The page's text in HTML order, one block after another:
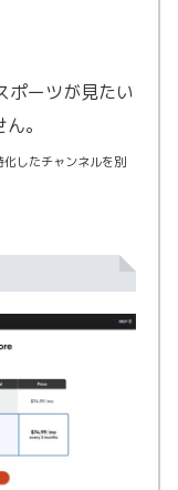
ポーツが見たい
。
したチャンネルを別